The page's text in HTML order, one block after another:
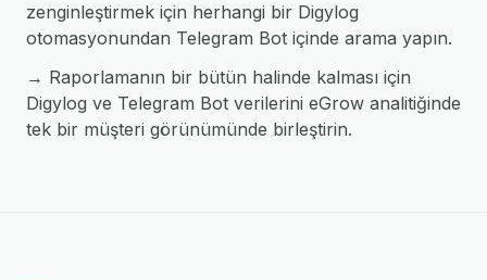
zenginleştirmek için herhangi bir Digylog
otomasyonundan Telegram Bot içinde arama yapın.
→ Raporlamanın bir bütün halinde kalması için
Digylog ve Telegram Bot verilerini eGrow analitiğinde
tek bir müşteri görünümünde birleştirin.